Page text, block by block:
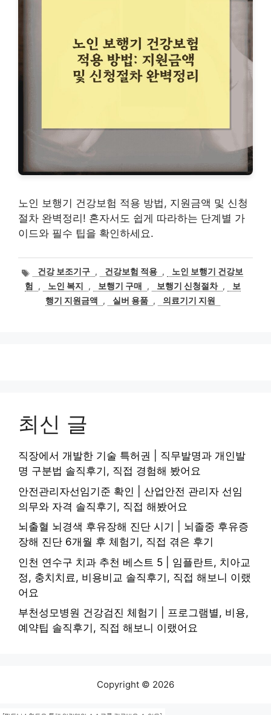
노인 보행기 건강보험 적용 방법, 지원금액 및 신청
절차 완벽정리! 혼자서도 쉽게 따라하는 단계별 가
이드와 필수 팁을 확인하세요.
태
그
건강 보조기구 , 건강보험 적용 ,
노인 보행기 건강보
험
, 노인 복지 , 보행기 구매 , 보행기 신청절차 ,
보
행기 지원금액
, 실버 용품 , 의료기기 지원
최신 글
직장에서 개발한 기술 특허권 | 직무발명과 개인발
명 구분법 솔직후기, 직접 경험해 봤어요
안전관리자선임기준 확인 | 산업안전 관리자 선임
의무와 자격 솔직후기, 직접 해봤어요
뇌출혈 뇌경색 후유장해 진단 시기 | 뇌졸중 후유증
장해 진단 6개월 후 체험기, 직접 겪은 후기
인천 연수구 치과 추천 베스트 5 | 임플란트, 치아교
정, 충치치료, 비용비교 솔직후기, 직접 해보니 이랬
어요
부천성모병원 건강검진 체험기 | 프로그램별, 비용,
예약팁 솔직후기, 직접 해보니 이랬어요
Copyright © 2026